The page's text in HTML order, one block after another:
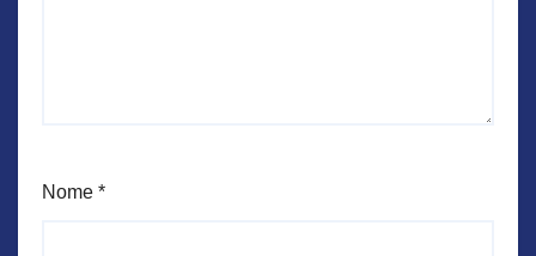
Nome *